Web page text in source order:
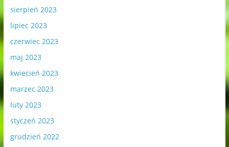
sierpień 2023
lipiec 2023
czerwiec 2023
maj 2023
kwiecień 2023
marzec 2023
luty 2023
styczeń 2023
grudzień 2022